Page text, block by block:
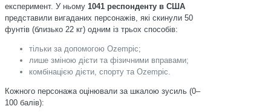
експеримент. У ньому 1041 респонденту в США
представили вигаданих персонажів, які скинули 50
фунтів (близько 22 кг) одним із трьох способів:
тільки за допомогою Ozempic;
лише зміною дієти та фізичними вправами;
комбінацією дієти, спорту та Ozempic.
Кожного персонажа оцінювали за шкалою зусиль (0–
100 балів):